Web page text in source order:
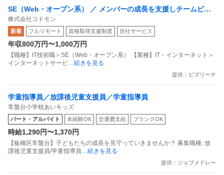
SE（Web・オープン系） ／ メンバーの成長を支援しチームビル
ディングとプロダクト品質向上を両輪で推進するマネージャー募
集（フルリモート可）
株式会社コドモン
新着 フルリモート 資格取得支援制度 自社サービス
年収800万円〜1,000万円
【職種】IT技術職＞SE（Web・オープン系） 【業種】IT・インターネット＞
インターネットサービ…続きを見る
提供：ビズリーチ
学童指導員／放課後児童支援員／学童指導員
常盤台小学校あいキッズ
パート・アルバイト 未経験OK 交通費支給 ブランクOK
時給1,290円〜1,370円
【板橋区常盤台】子どもたちの成長を見守っていきませんか？ 募集職種: 放
課後児童支援員/学童指導員…続きを見る
提供：ジョブメドレー